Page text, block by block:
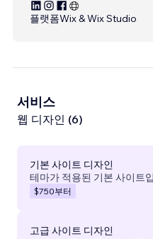
플랫폼Wix & Wix Studio
서비스
웹 디자인 (6)
기본 사이트 디자인
테마가 적용된 기본 사이트
$750부터
고급 사이트 디자인